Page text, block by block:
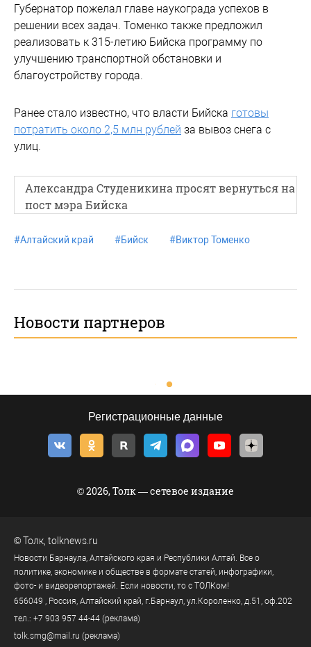
Губернатор пожелал главе наукограда успехов в
решении всех задач. Томенко также предложил
реализовать к 315-летию Бийска программу по
улучшению транспортной обстановки и
благоустройству города.
Ранее стало известно, что власти Бийска готовы
потратить около 2,5 млн рублей за вывоз снега с
улиц.
Александра Студеникина просят вернуться на
пост мэра Бийска
#Алтайский край #Бийск #Виктор Томенко
Новости партнеров
Регистрационные данные
© 2026, Толк — сетевое издание
©Толк tolknews.ru
Новости Барнаула, Алтайского края и Республики Алтай. Все о
политике, экономике и обществе в формате статей, инфографики,
фото- и видеорепортажей. Если новости, то с ТОЛКом!
656049 , Россия, Алтайский край, г.Барнаул, ул.Короленко, д.51, оф.202
тел.: +7 903 957 44-44 (реклама)
tolk.smg@mail.ru (реклама)